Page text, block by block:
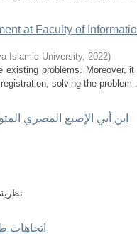
at Faculty of
Islamic University, 2022)
problems. Moreover, it
solving the problem
ابن أبي الإصبع المصري المتوفّى سنة 654 هـ وكتابه "بديع القرآن":
نظرية المعرفة قدمها ابن طفيل في قصته حي بن يقضان وإنها تبدأ بالخبرة الحسية.
اتجاهات